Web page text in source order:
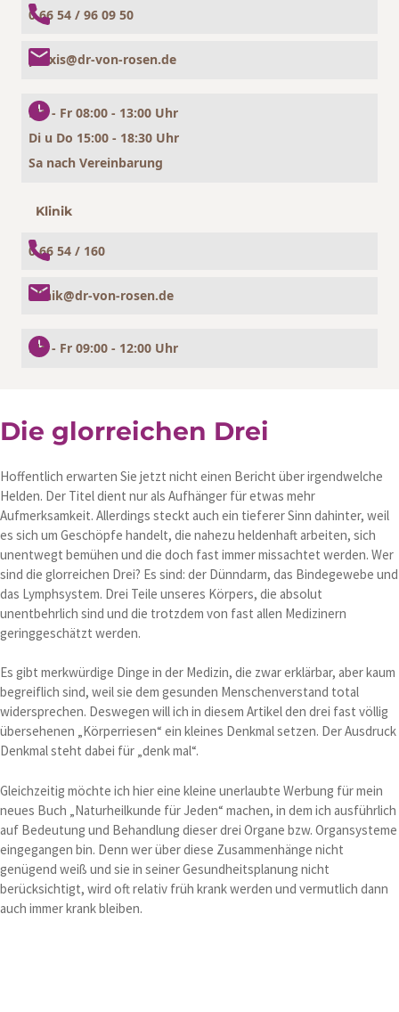
0 66 54 / 96 09 50
praxis@dr-von-rosen.de
Mo - Fr 08:00 - 13:00 Uhr
Di u Do 15:00 - 18:30 Uhr
Sa nach Vereinbarung
Klinik
0 66 54 / 160
klinik@dr-von-rosen.de
Mo - Fr 09:00 - 12:00 Uhr
Die glorreichen Drei
Hoffentlich erwarten Sie jetzt nicht einen Bericht über irgendwelche
Helden. Der Titel dient nur als Aufhänger für etwas mehr
Aufmerksamkeit. Allerdings steckt auch ein tieferer Sinn dahinter, weil
es sich um Geschöpfe handelt, die nahezu heldenhaft arbeiten, sich
unentwegt bemühen und die doch fast immer missachtet werden. Wer
sind die glorreichen Drei? Es sind: der Dünndarm, das Bindegewebe und
das Lymphsystem. Drei Teile unseres Körpers, die absolut
unentbehrlich sind und die trotzdem von fast allen Medizinern
geringgeschätzt werden.
Es gibt merkwürdige Dinge in der Medizin, die zwar erklärbar, aber kaum
begreiflich sind, weil sie dem gesunden Menschenverstand total
widersprechen. Deswegen will ich in diesem Artikel den drei fast völlig
übersehenen „Körperriesen“ ein kleines Denkmal setzen. Der Ausdruck
Denkmal steht dabei für „denk mal“.
Gleichzeitig möchte ich hier eine kleine unerlaubte Werbung für mein
neues Buch „Naturheilkunde für Jeden“ machen, in dem ich ausführlich
auf Bedeutung und Behandlung dieser drei Organe bzw. Organsysteme
eingegangen bin. Denn wer über diese Zusammenhänge nicht
genügend weiß und sie in seiner Gesundheitsplanung nicht
berücksichtigt, wird oft relativ früh krank werden und vermutlich dann
auch immer krank bleiben.